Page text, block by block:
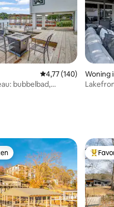
Gemiddelde
4,77 (140)
bubbelbad,
Woning